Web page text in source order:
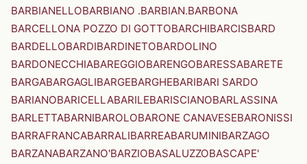
BARBIANELLOBARBIANO .BARBIAN.BARBONA
BARCELLONA POZZO DI GOTTOBARCHIBARCISBARD
BARDELLOBARDIBARDINETOBARDOLINO
BARDONECCHIABAREGGIOBARENGOBARESSABARETE
BARGABARGAGLIBARGEBARGHEBARIBARI SARDO
BARIANOBARICELLABARILEBARISCIANOBARLASSINA
BARLETTABARNIBAROLOBARONE CANAVESEBARONISSI
BARRAFRANCABARRALIBARREABARUMINIBARZAGO
BARZANABARZANO'BARZIOBASALUZZOBASCAPE'